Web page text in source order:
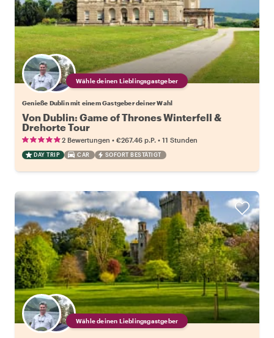
Wähle deinen Lieblingsgastgeber
Genieße Dublin mit einem Gastgeber deiner Wahl
Von Dublin: Game of Thrones Winterfell &
Drehorte Tour
2 Bewertungen • €267.46 p.P. • 11 Stunden
DAY TRIP CAR SOFORT BESTÄTIGT
Wähle deinen Lieblingsgastgeber